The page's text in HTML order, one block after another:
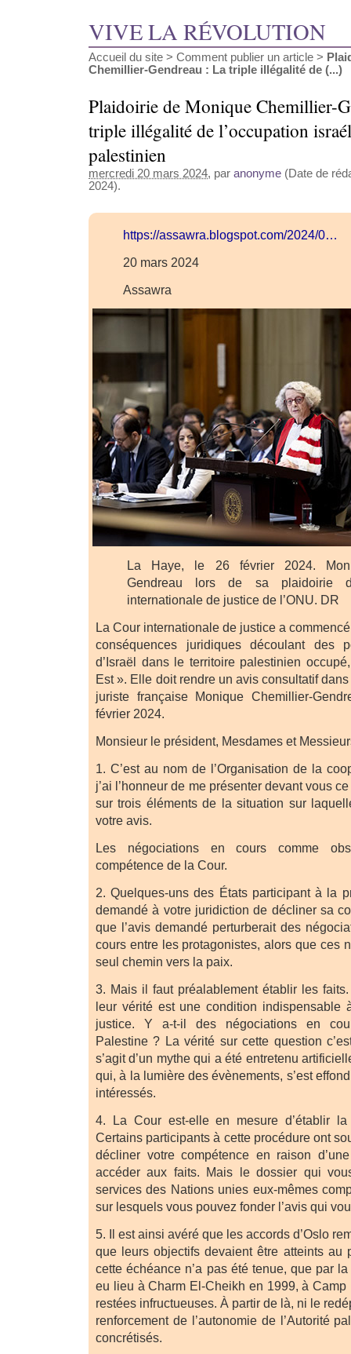
VIVE LA RÉVOLUTION
Accueil du site > Comment publier un article >
Chemillier-Gendreau : La triple illégalité de (...)
Plaidoirie de Monique Chemillier-
triple illégalité de l’occupation
palestinien
mercredi 20 mars 2024, par anonyme (Date de
2024).
https://assawra.blogspot.com/2024/0…
20 mars 2024
Assawra
La Haye, le 26 février 2024.
Gendreau lors de sa plaidoirie
internationale de justice de l’ONU. DR
La Cour internationale de justice a
conséquences juridiques découlant des
d’Israël dans le territoire palestinien
Est ». Elle doit rendre un avis consultatif
juriste française Monique Chemillier-
février 2024.
Monsieur le président, Mesdames et
1. C’est au nom de l’Organisation de la
j’ai l’honneur de me présenter devant vous
sur trois éléments de la situation sur
votre avis.
Les négociations en cours comme
compétence de la Cour.
2. Quelques-uns des États participant à la
demandé à votre juridiction de décliner sa
que l’avis demandé perturberait des
cours entre les protagonistes, alors que ces
seul chemin vers la paix.
3. Mais il faut préalablement établir les
leur vérité est une condition indispensable
justice. Y a-t-il des négociations en
Palestine ? La vérité sur cette question
s’agit d’un mythe qui a été entretenu
qui, à la lumière des évènements, s’est
intéressés.
4. La Cour est-elle en mesure d’établir
Certains participants à cette procédure ont
décliner votre compétence en raison
accéder aux faits. Mais le dossier qui
services des Nations unies eux-mêmes
sur lesquels vous pouvez fonder l’avis qui
5. Il est ainsi avéré que les accords d’Oslo
que leurs objectifs devaient être atteints au
cette échéance n’a pas été tenue, que par
eu lieu à Charm El-Cheikh en 1999, à
restées infructueuses. À partir de là, ni le
renforcement de l’autonomie de l’Autorité
concrétisés.